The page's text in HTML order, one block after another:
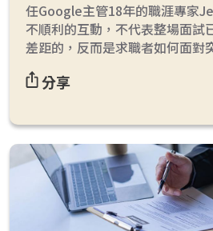
任Google主管18年的職涯專家
不順利的互動，不代表整場面試
差距的，反而是求職者如何面對
分享